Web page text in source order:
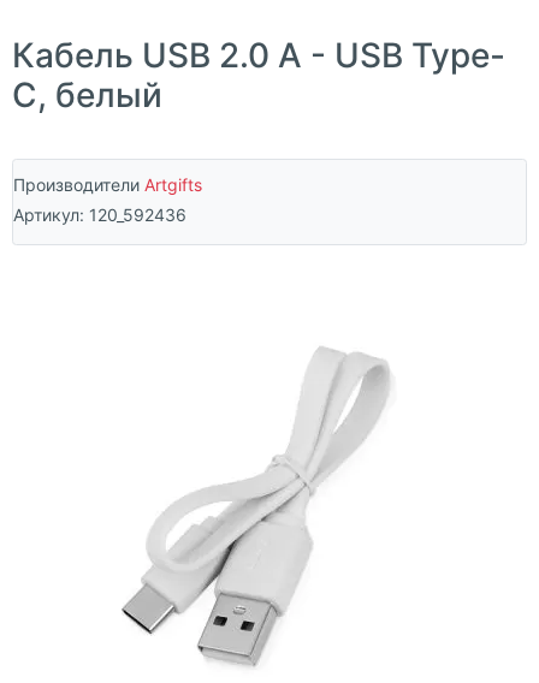
Кабель USB 2.0 A - USB Type-
C, белый
Производители Artgifts
Артикул: 120_592436